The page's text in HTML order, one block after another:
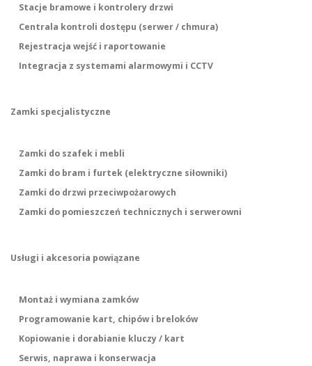
Stacje bramowe i kontrolery drzwi
Centrala kontroli dostępu (serwer / chmura)
Rejestracja wejść i raportowanie
Integracja z systemami alarmowymi i CCTV
Zamki specjalistyczne
Zamki do szafek i mebli
Zamki do bram i furtek (elektryczne siłowniki)
Zamki do drzwi przeciwpożarowych
Zamki do pomieszczeń technicznych i serwerowni
Usługi i akcesoria powiązane
Montaż i wymiana zamków
Programowanie kart, chipów i breloków
Kopiowanie i dorabianie kluczy / kart
Serwis, naprawa i konserwacja